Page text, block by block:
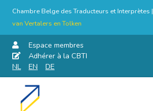
Chambre Belge des Traducteurs et Interprètes |
van Vertalers en Tolken
Espace membres
Adhérer à la CBTI
NL
EN DE
Aller